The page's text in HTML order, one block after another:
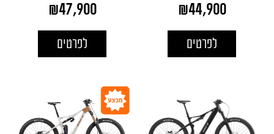
₪44,900
לפרטים
₪47,900
לפרטים